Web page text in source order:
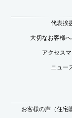
代表挨
大切なお客様
アクセス
ニュー
お客様の声（住宅